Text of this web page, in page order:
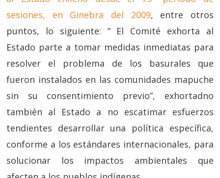
sesiones, en Ginebra del 2009, entre otros
puntos, lo siguiente: “ El Comité exhorta al
Estado parte a tomar medidas inmediatas para
resolver el problema de los basurales que
fueron instalados en las comunidades mapuche
sin su consentimiento previo”, exhortadno
también al Estado a no escatimar esfuerzos
tendientes desarrollar una política específica,
conforme a los estándares internacionales, para
solucionar los impactos ambientales que